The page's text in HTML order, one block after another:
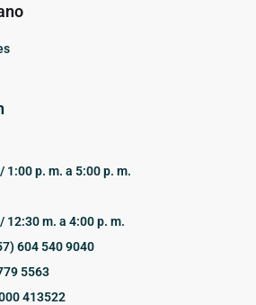
1:00 p. m. a 5:00 p. m.
12:30 m. a 4:00 p. m.
604 540 9040
5563
413522